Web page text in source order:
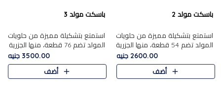
باسكت مولد 2
استمتع بتشكيلة مميزة من حلويات
المولد تضم 54 قطعة، منها الجزرية
بالفول والبندق، علي بابا بالمكسرات،
ا.....
2600.00 جنيه
أضف
باسكت مولد 3
استمتع بتشكيلة مميزة من حلويات
المولد تضم 76 قطعة، منها الجزرية
بالفول والبندق، علي باب........
3500.00 جنيه
أضف